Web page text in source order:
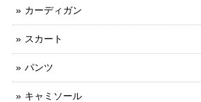
カーディガン
スカート
パンツ
キャミソール